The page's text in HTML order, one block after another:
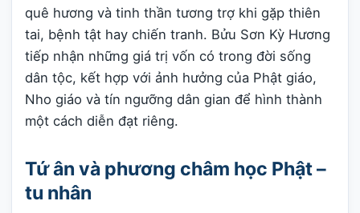
quê hương và tinh thần tương trợ khi gặp thiên
tai, bệnh tật hay chiến tranh. Bửu Sơn Kỳ Hương
tiếp nhận những giá trị vốn có trong đời sống
dân tộc, kết hợp với ảnh hưởng của Phật giáo,
Nho giáo và tín ngưỡng dân gian để hình thành
một cách diễn đạt riêng.
Tứ ân và phương châm học Phật –
tu nhân